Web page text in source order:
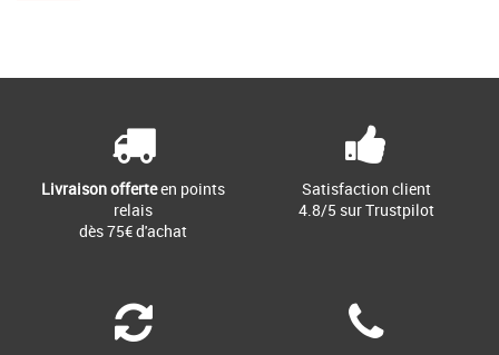
Livraison offerteen points
relais
dès 75€ d'achat
Satisfaction client
4.8/5 sur Trustpilot